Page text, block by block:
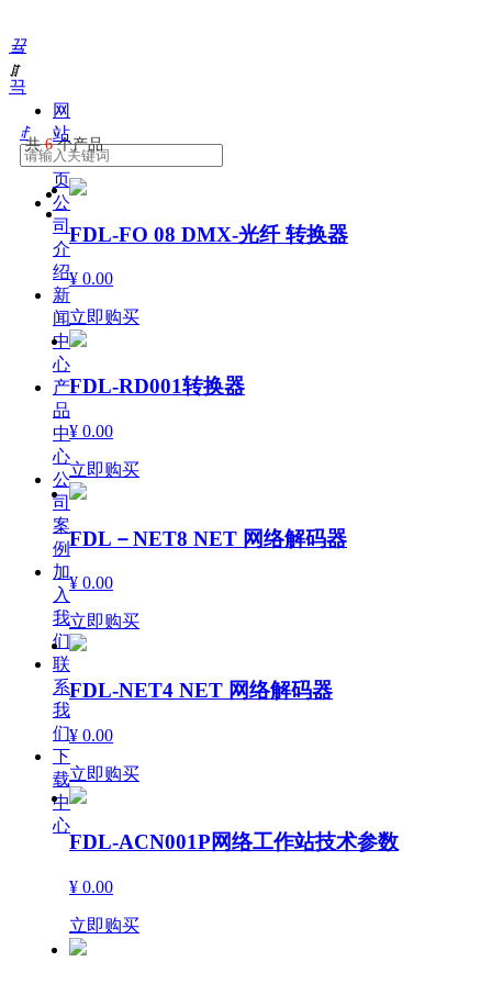
끀
ꁲ
网
站
首
页
公
司
介
绍
新
闻
中
心
产
品
中
心
公
司
案
例
加
入
我
们
联
系
我
们
下
载
中
心
끅
ꄙ
共6个产品
FDL-FO 08 DMX-光纤 转换器
¥ 0.00
立即购买
FDL-RD001转换器
¥ 0.00
立即购买
FDL－NET8 NET 网络解码器
¥ 0.00
立即购买
FDL-NET4 NET 网络解码器
¥ 0.00
立即购买
FDL-ACN001P网络工作站技术参数
¥ 0.00
立即购买